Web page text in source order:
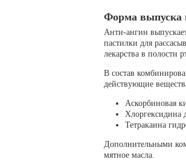
Форма выпуска
Анти-ангин
пастилки для
лекарства в полости
В состав
действующие
Аскорбиновая
Хлоргексидина
Тетракаина
Дополнительными
мятное масла.